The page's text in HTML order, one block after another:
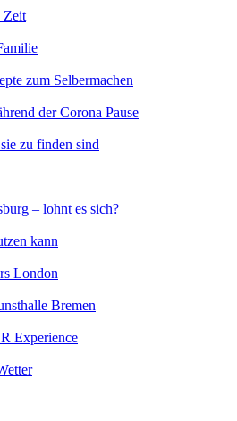
Zeit
zum Selbermachen
der Corona Pause
zu finden sind
– lohnt es sich?
kann
London
Bremen
Experience